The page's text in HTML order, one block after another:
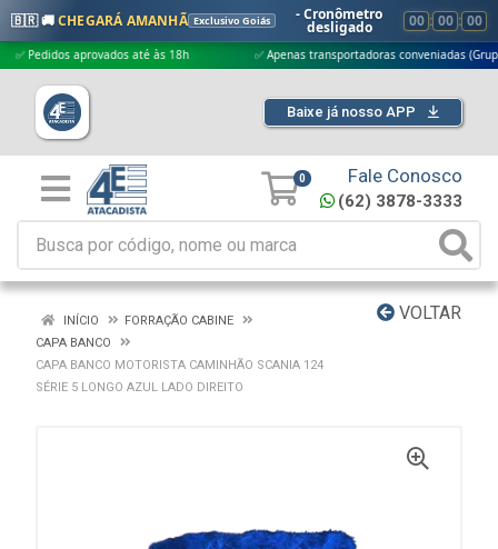
🇧🇷 🚚CHEGARÁ AMANHÃ Exclusivo Goiás - Cronômetro
desligado 00 : 00 : 00
aprovados até às 18h ✅ Apenas transportadoras conveniadas (Grupo G5)
Baixe já nosso APP
0 Fale Conosco
(62) 3878-3333
VOLTAR
INÍCIO
FORRAÇÃO CABINE
CAPA BANCO
CAPA BANCO MOTORISTA CAMINHÃO SCANIA 124
SÉRIE 5 LONGO AZUL LADO DIREITO